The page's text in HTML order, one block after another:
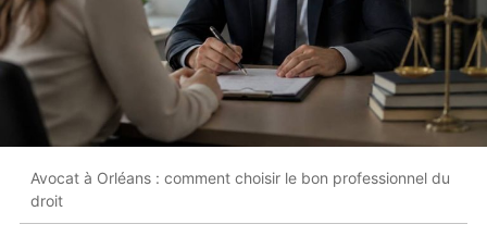
Avocat à Orléans : comment choisir le bon professionnel du
droit